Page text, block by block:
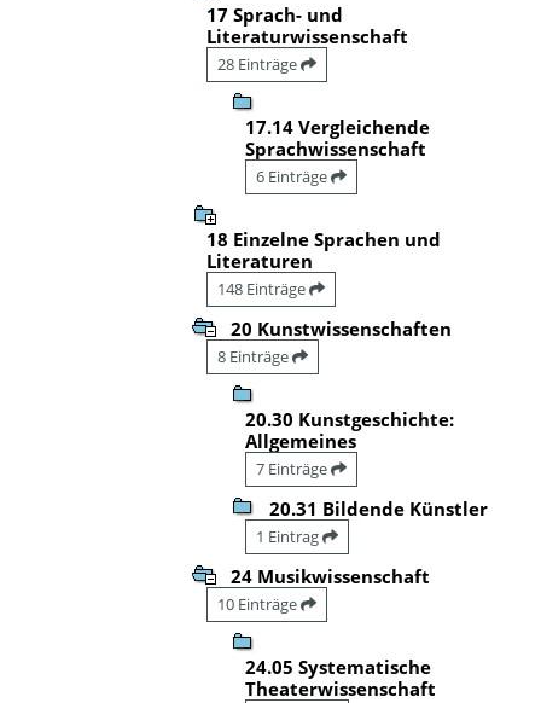
17 Sprach- und
Literaturwissenschaft
28 Einträge
17.14 Vergleichende
Sprachwissenschaft
6 Einträge
18 Einzelne Sprachen und
Literaturen
148 Einträge
20 Kunstwissenschaften
8 Einträge
20.30 Kunstgeschichte:
Allgemeines
7 Einträge
20.31 Bildende Künstler
1 Eintrag
24 Musikwissenschaft
10 Einträge
24.05 Systematische
Theaterwissenschaft